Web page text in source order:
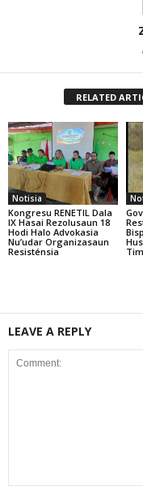
RELATED
Notisia
Kongresu RENETIL Dala
IX Hasai Rezolusaun 18
Hodi Halo Advokasia
Nu’udar Organizasaun
Resisténsia
LEAVE A REPLY